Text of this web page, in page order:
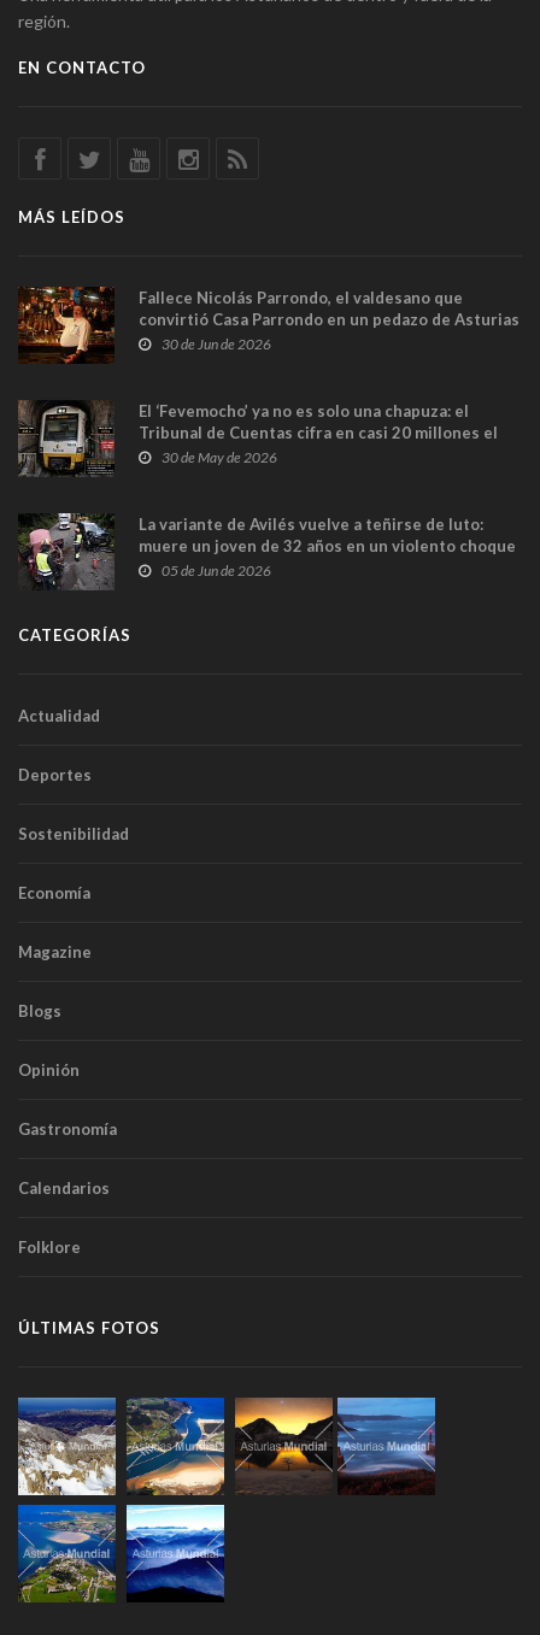
región.
EN CONTACTO
MÁS LEÍDOS
Fallece Nicolás Parrondo, el valdesano que
convirtió Casa Parrondo en un pedazo de Asturias
en Madrid
30 de Jun de 2026
El ‘Fevemocho’ ya no es solo una chapuza: el
Tribunal de Cuentas cifra en casi 20 millones el
sobrecoste de los trenes que no cabían por los
30 de May de 2026
La variante de Avilés vuelve a teñirse de luto:
muere un joven de 32 años en un violento choque
frontal
05 de Jun de 2026
CATEGORÍAS
Actualidad
Deportes
Sostenibilidad
Economía
Magazine
Blogs
Opinión
Gastronomía
Calendarios
Folklore
ÚLTIMAS FOTOS